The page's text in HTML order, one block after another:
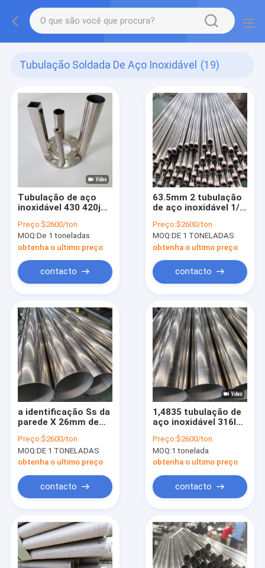
Tubulação Soldada De Aço Inoxidável (19)
Tubulação de aço
inoxidável 430 420j2
linha fina 316L do
cetim do RUÍDO 904L
Preço:$2600/ton
MOQ:De 1 toneladas
obtenha o ultimo preço
contacto
63.5mm 2 tubulação
de aço inoxidável 1/2
tubo de aço
inoxidável do ruído
17457 da polegada
Preço:$2600/ton
MOQ:DE 1 TONELADAS
obtenha o ultimo preço
contacto
a identificação Ss da
parede X 26mm de
soldada conduz a
tubulação inoxidável
que solda o SUS AISI
Preço:$2600/ton
MOQ:DE 1 TONELADAS
obtenha o ultimo preço
contacto
1,4835 tubulação de
aço inoxidável 316ln
1,4845 1,4301 1,4571
para a construção
Preço:$2600/ton
MOQ:1 tonelada
obtenha o ultimo preço
contacto